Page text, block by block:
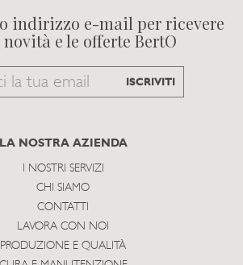
indirizzo e-mail per ricevere
e le offerte BertO
Email
subscribe
ISCRIVITI
LA NOSTRA AZIENDA
I NOSTRI SERVIZI
CHI SIAMO
CONTATTI
LAVORA CON NOI
PRODUZIONE E QUALITÀ